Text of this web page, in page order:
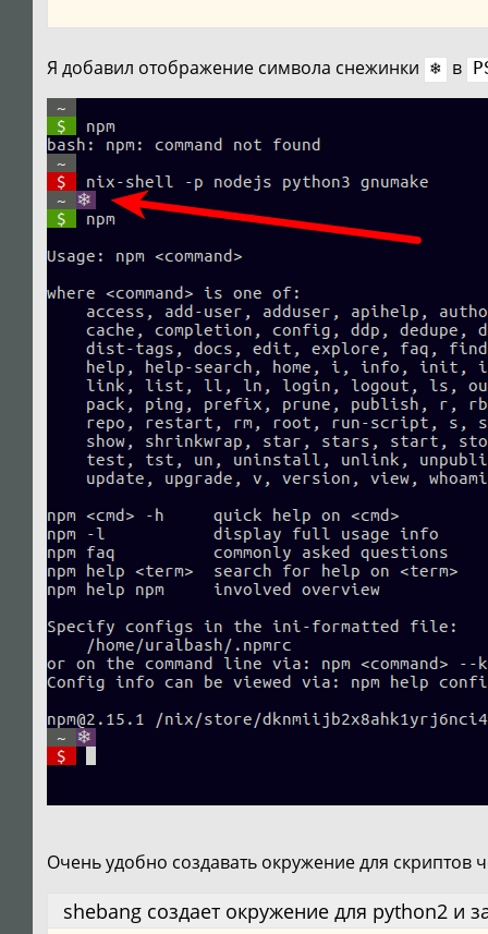
Я добавил отображение символа снежинки ❄ в
Очень удобно создавать окружение для скриптов
shebang создает окружение для python2 и